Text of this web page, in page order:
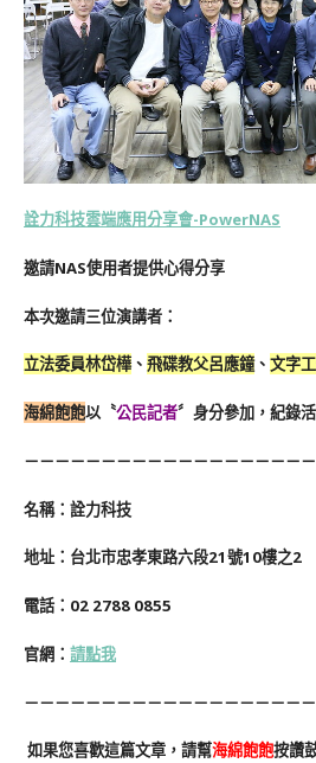
詮力科技雲端應用分享會-PowerNAS
邀請NAS使用者提供心得分享
本次邀請三位演講者：
立法委員林岱樺 、 飛碟教父呂應鐘、 文字
海綿飽飽以〝公民記者〞身分參加，紀錄
－－－－－－－－－－－－－－－－－－
名稱：詮力科技
地址：台北市忠孝東路六段21號10樓之2
電話：02 2788 0855
官網： 請點我
－－－－－－－－－－－－－－－－－－
如果您喜歡這篇文章，請幫海綿飽飽按讚